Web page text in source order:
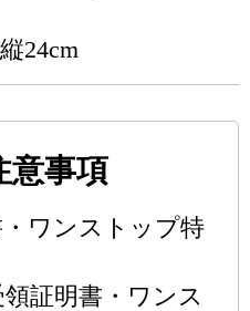
24cm
意事項
・ワンストップ特
証明書・ワンス